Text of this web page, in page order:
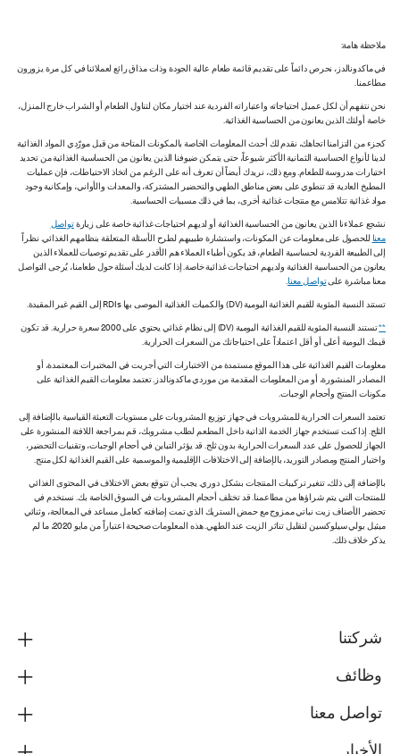
ملاحظة هامة:
في ماكدونالدز، نحرص دائماً على تقديم قائمة طعام عالية الجودة وذات مذاق رائع لعملائنا في كل مرة يزورون
مطاعمنا.
نحن نتفهم أن لكل عميل احتياجاته واعتباراته الفردية عند اختيار مكان لتناول الطعام أو الشراب خارج المنزل،
خاصة أولئك الذين يعانون من الحساسية الغذائية.
كجزء من التزامنا اتجاهك، نقدم لك أحدث المعلومات الخاصة بالمكونات المتاحة من قبل مورّدي المواد الغذائية
لدينا لأنواع الحساسية الثمانية الأكثر شيوعاً، حتى يتمكن ضيوفنا الذين يعانون من الحساسية الغذائية من تحديد
اختيارات مدروسة للطعام. ومع ذلك، نريدك أيضاً أن تعرف أنه على الرغم من اتخاذ الاحتياطات، فإن عمليات
المطبخ العادية قد تنطوي على بعض مناطق الطهي والتحضير المشتركة، والمعدات والأواني، وإمكانية وجود
مواد غذائية تتلامس مع منتجات غذائية أخرى، بما في ذلك مسببات الحساسية.
نشجع عملاءنا الذين يعانون من الحساسية الغذائية أو لديهم احتياجات غذائية خاصة على زيارةتواصل
معنا للحصول على معلومات عن المكونات، واستشارة طبيبهم لطرح الأسئلة المتعلقة بنظامهم الغذائي. نظراً
إلى الطبيعة الفردية لحساسية الطعام، قد يكون أطباء العملاء هم الأقدر على تقديم توصيات للعملاء الذين
يعانون من الحساسية الغذائية ولديهم احتياجات غذائية خاصة. إذا كانت لديك أسئلة حول طعامنا، يُرجى التواصل
معنا مباشرة علىتواصل معنا.
تستند النسبة المئوية للقيم الغذائية اليومية (DV) والكميات الغذائية الموصى بها RDIs إلى القيم غير المقيدة.
**
تستند النسبة المئوية للقيم الغذائية اليومية (DV) إلى نظام غذائي يحتوي على 2000 سعرة حرارية. قد تكون
قيمك اليومية أعلى أو أقل اعتماداً على احتياجاتك من السعرات الحرارية.
معلومات القيم الغذائية على هذا الموقع مستمدة من الاختبارات التي أجريت في المختبرات المعتمدة، أو
المصادر المنشورة، أو من المعلومات المقدمة من موردي ماكدونالدز. تعتمد معلومات القيم الغذائية على
مكونات المنتج وأحجام الوجبات.
تعتمد السعرات الحرارية للمشروبات في جهاز توزيع المشروبات على مستويات التعبئة القياسية بالإضافة إلى
الثلج. إذا كنت تستخدم جهاز الخدمة الذاتية داخل المطعم لطلب مشروبك، قم بمراجعة اللافتة المنشورة على
الجهاز للحصول على عدد السعرات الحرارية بدون ثلج. قد يؤثر التباين في أحجام الوجبات، وتقنيات التحضير،
واختبار المنتج ومصادر التوريد، بالإضافة إلى الاختلافات الإقليمية والموسمية على القيم الغذائية لكل منتج.
بالإضافة إلى ذلك، تتغير تركيبات المنتجات بشكل دوري. يجب أن تتوقع بعض الاختلاف في المحتوى الغذائي
للمنتجات التي يتم شراؤها من مطاعمنا. قد تختلف أحجام المشروبات في السوق الخاصة بك. نستخدم في
تحضير الأصناف زيت نباتي ممزوج مع حمض الستريك الذي تمت إضافته كعامل مساعد في المعالجة، وثنائي
ميثيل بولي سيلوكسين لتقليل تناثر الزيت عند الطهي. هذه المعلومات صحيحة اعتباراً من مايو 2020، ما لم
يذكر خلاف ذلك.
شركتنا
وظائف
تواصل معنا